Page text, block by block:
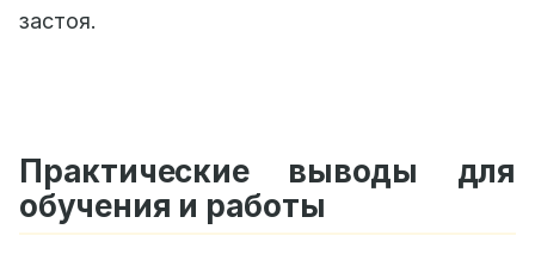
застоя.
Практические выводы для
обучения и работы